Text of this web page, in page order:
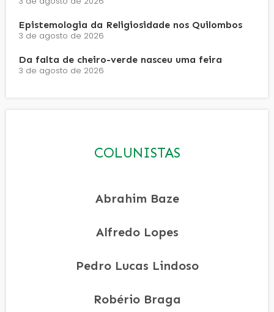
Epistemologia da Religiosidade nos Quilombos
3 de agosto de 2026
Da falta de cheiro-verde nasceu uma feira
3 de agosto de 2026
COLUNISTAS
Abrahim Baze
Alfredo Lopes
Pedro Lucas Lindoso
Robério Braga